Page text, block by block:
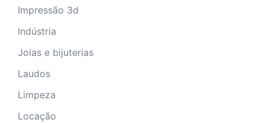
Impressão 3d
Indústria
Joias e bijuterias
Laudos
Limpeza
Locação